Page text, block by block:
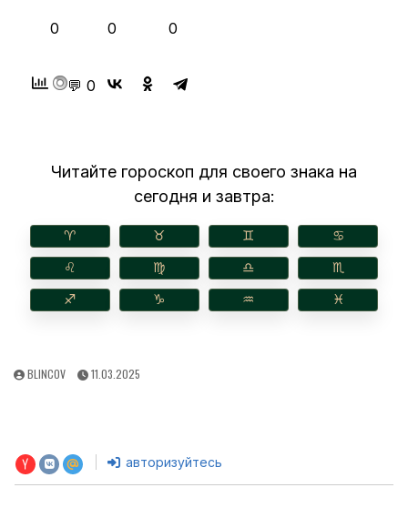
0 0 0
💬 0
Читайте гороскоп для своего знака на
сегодня и завтра:
♈︎ ♉︎ ♊︎ ♋︎
♌︎ ♍︎ ♎︎ ♏︎
♐︎ ♑︎ ♒︎ ♓︎
AUTHOR:
BLINCOV
PUBLISHED
11.03.2025
авторизуйтесь